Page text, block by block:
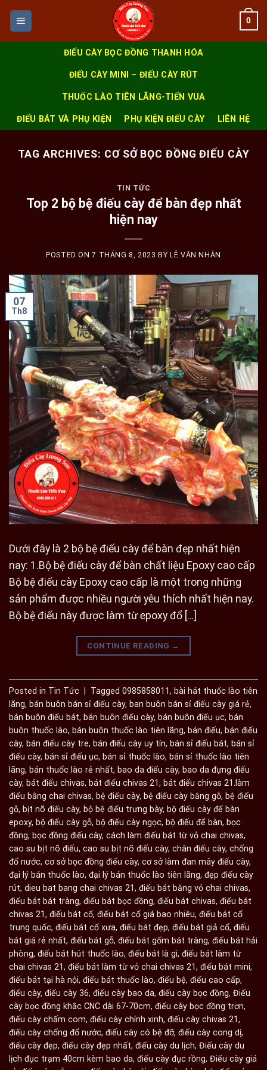
Skip
content
0
ĐIẾU CÀY BỌC ĐỒNG THANH HÓA
ĐIẾU CÀY MINI – ĐIẾU CÀY RÚT
THUỐC LÀO TIÊN LÃNG-TIẾN VUA
ĐIẾU BÁT VÀ PHỤ KIỆN PHỤ KIỆN ĐIẾU CÀY LIÊN HỆ
TAG ARCHIVES: CƠ SỞ BỌC ĐỒNG ĐIẾU CÀY
TIN TỨC
Top 2 bộ bệ điếu cày để bàn đẹp nhất
hiện nay
POSTED ON7 THÁNG 8, 2023 BYLÊ VĂN NHÂN
07
Th8
Dưới đây là 2 bộ bệ điếu cày để bàn đẹp nhất hiện
nay: 1.Bộ bệ điếu cày để bàn chất liệu Epoxy cao cấp
Bộ bệ điếu cày Epoxy cao cấp là một trong những
sản phẩm được nhiều người yêu thích nhất hiện nay.
Bộ bệ điếu này được làm từ epoxy đổ […]
CONTINUE READING →
Posted in Tin Tức Tagged 0985858011, bài hát thuốc lào tiên
lãng, bán buôn bán sỉ điếu cày, ban buôn bán sỉ điếu cày giá rẻ,
bán buôn điếu bát, bán buôn điếu cày, bán buôn điếu ục, bán
buôn thuốc lào, bán buôn thuốc lào tiên lãng, bán điếu, bán điếu
cày, bán điếu cày tre, bán điếu cày uy tín, bán sỉ điếu bát, bán sỉ
điếu cày, bán sỉ điếu ục, bán sỉ thuốc lào, bán sỉ thuốc lào tiên
lãng, bán thuốc lào rẻ nhất, bao da điếu cày, bao da đựng điếu
cày, bát điếu chivas, bát điếu chivas 21, bát điếu chivas 21.làm
điếu bằng chai chivas, bệ điếu cày, bệ điếu cày bằng gỗ, bệ điếu
gỗ, bịt nõ điếu cày, bộ bệ điếu trưng bày, bộ điếu cày để bàn
epoxy, bộ điếu cày gỗ, bộ điếu cày ngọc, bộ điếu để bàn, bọc
đồng, bọc đồng điếu cày, cách làm điếu bát từ vỏ chai chivas,
cao su bịt nõ điếu, cao su bịt nõ điếu cày, chân điếu cày, chống
đổ nước, cơ sở bọc đồng điếu cày, cơ sở làm đan mây điếu cày,
đại lý bán thuốc lào, đại lý bán thuốc lào tiên lãng, đẹp điếu cày
rút, dieu bat bang chai chivas 21, điếu bát bằng vỏ chai chivas,
điếu bát bát tràng, điếu bát bọc đồng, điếu bát chivas, điếu bát
chivas 21, điếu bát cổ, điếu bát cổ giá bao nhiêu, điếu bát cổ
trung quốc, điếu bát cổ xưa, điếu bát đẹp, điếu bát giả cổ, điếu
bát giá rẻ nhất, điếu bát gỗ, điếu bát gốm bát tràng, điếu bát hải
phòng, điếu bát hút thuốc lào, điếu bát là gì, điếu bát làm từ
chai chivas 21, điếu bát làm từ vỏ chai chivas 21, điếu bát mini,
điếu bát tại hà nội, điếu bát thuốc lào, điếu bệ, điếu cao cấp,
điếu cày, điếu cày 36, điếu cày bao da, điếu cày bọc đồng, Điếu
cày bọc đồng khắc CNC dài 67-70cm, điếu cày bọc đồng trơn,
điếu cày chấm com, điếu cày chính xinh, điếu cày chivas 21,
điếu cày chống đổ nước, điếu cày có bệ đỡ, điếu cày cong dị,
điếu cày đẹp, điếu cày đẹp nhất, điếu cày du lịch, Điếu cày du
lịch đục trạm 40cm kèm bao da, điếu cày đục rồng, Điếu cày giá